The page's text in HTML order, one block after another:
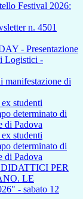
Festival 2026:
n. 4501
- Presentazione
Logistici -
manifestazione di
studenti
determinato di
di Padova
studenti
determinato di
di Padova
PER
LE
- sabato 12